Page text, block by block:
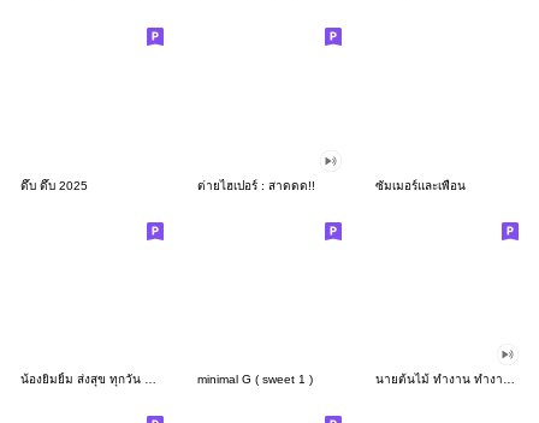
ดึ๊บ ดึ๊บ 2025 ต่ายไฮเปอร์ : สาดดด!! ซัมเมอร์และเพื่อน
minimal G ( sweet 1 )